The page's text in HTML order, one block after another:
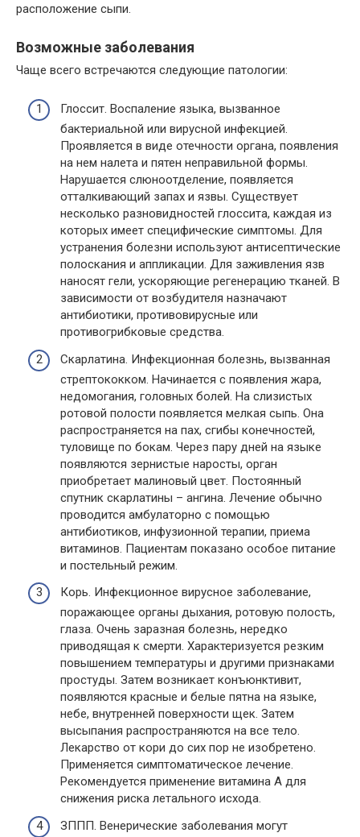
расположение сыпи.
Возможные заболевания
Чаще всего встречаются следующие патологии:
Глоссит. Воспаление языка, вызванное
бактериальной или вирусной инфекцией.
Проявляется в виде отечности органа, появления
на нем налета и пятен неправильной формы.
Нарушается слюноотделение, появляется
отталкивающий запах и язвы. Существует
несколько разновидностей глоссита, каждая из
которых имеет специфические симптомы. Для
устранения болезни используют антисептические
полоскания и аппликации. Для заживления язв
наносят гели, ускоряющие регенерацию тканей. В
зависимости от возбудителя назначают
антибиотики, противовирусные или
противогрибковые средства.
Скарлатина. Инфекционная болезнь, вызванная
стрептококком. Начинается с появления жара,
недомогания, головных болей. На слизистых
ротовой полости появляется мелкая сыпь. Она
распространяется на пах, сгибы конечностей,
туловище по бокам. Через пару дней на языке
появляются зернистые наросты, орган
приобретает малиновый цвет. Постоянный
спутник скарлатины – ангина. Лечение обычно
проводится амбулаторно с помощью
антибиотиков, инфузионной терапии, приема
витаминов. Пациентам показано особое питание
и постельный режим.
Корь. Инфекционное вирусное заболевание,
поражающее органы дыхания, ротовую полость,
глаза. Очень заразная болезнь, нередко
приводящая к смерти. Характеризуется резким
повышением температуры и другими признаками
простуды. Затем возникает конъюнктивит,
появляются красные и белые пятна на языке,
небе, внутренней поверхности щек. Затем
высыпания распространяются на все тело.
Лекарство от кори до сих пор не изобретено.
Применяется симптоматическое лечение.
Рекомендуется применение витамина А для
снижения риска летального исхода.
ЗППП. Венерические заболевания могут